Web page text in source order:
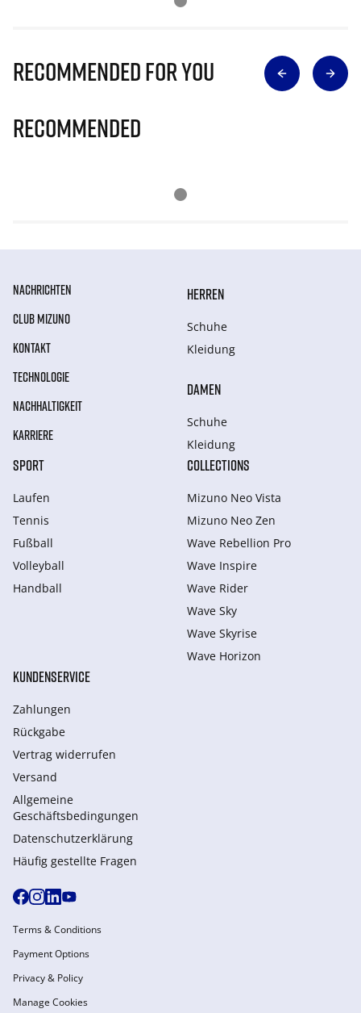
Recommended for you
Recommended
NACHRICHTEN
CLUB MIZUNO
KONTAKT
TECHNOLOGIE
NACHHALTIGKEIT
KARRIERE
HERREN
Schuhe
Kleidung
DAMEN
Schuhe
Kleidung
SPORT
Laufen
Tennis
Fußball
Volleyball
Handball
COLLECTIONS
Mizuno Neo Vista
Mizuno Neo Zen
Wave Rebellion Pro
Wave Inspire
Wave Rider
Wave Sky
Wave Skyrise
Wave Horizon
KUNDENSERVICE
Zahlungen
Rückgabe
Vertrag widerrufen
Versand
Allgemeine
Geschäftsbedingungen
Datenschutzerklärung
Häufig gestellte Fragen
Terms & Conditions
Payment Options
Privacy & Policy
Manage Cookies